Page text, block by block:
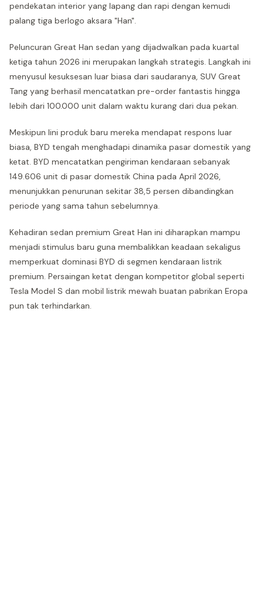
pendekatan interior yang lapang dan rapi dengan kemudi
palang tiga berlogo aksara "Han".
Peluncuran Great Han sedan yang dijadwalkan pada kuartal
ketiga tahun 2026 ini merupakan langkah strategis. Langkah ini
menyusul kesuksesan luar biasa dari saudaranya, SUV Great
Tang yang berhasil mencatatkan pre-order fantastis hingga
lebih dari 100.000 unit dalam waktu kurang dari dua pekan.
Meskipun lini produk baru mereka mendapat respons luar
biasa, BYD tengah menghadapi dinamika pasar domestik yang
ketat. BYD mencatatkan pengiriman kendaraan sebanyak
149.606 unit di pasar domestik China pada April 2026,
menunjukkan penurunan sekitar 38,5 persen dibandingkan
periode yang sama tahun sebelumnya.
Kehadiran sedan premium Great Han ini diharapkan mampu
menjadi stimulus baru guna membalikkan keadaan sekaligus
memperkuat dominasi BYD di segmen kendaraan listrik
premium. Persaingan ketat dengan kompetitor global seperti
Tesla Model S dan mobil listrik mewah buatan pabrikan Eropa
pun tak terhindarkan.